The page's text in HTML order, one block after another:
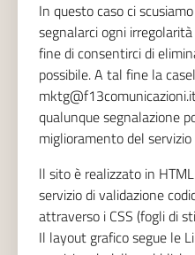
In questo caso ci
segnalarci ogni
fine di consentirci di
possibile. A tal fine la
qualunque segnalazione
miglioramento del
ll sito è realizzato in
servizio di validazione
attraverso i CSS (fogli di
Il layout grafico segue le